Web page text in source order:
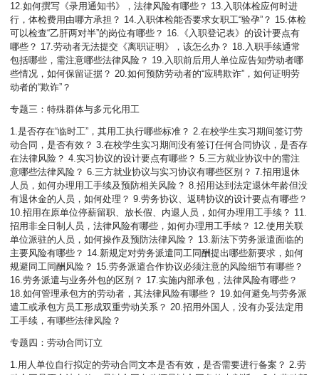
12.如何撰写《录用通知书》，法律风险有哪些？ 13.入职体检应何时进
行，体检费用由哪方承担？ 14.入职体检能否要求女职工“验孕”？ 15.体检
可以检查“乙肝两对半”的岗位有哪些？ 16.《入职登记表》的设计要点有
哪些？ 17.劳动者无法提交《离职证明》，该怎么办？ 18.入职手续通常
包括哪些，需注意哪些法律风险？ 19.入职前后用人单位应告知劳动者哪
些情况，如何保留证据？ 20.如何预防劳动者的“应聘欺诈”，如何证明劳
动者的“欺诈”？
专题三：特殊群体与多元化用工
1.是否存在“临时工”，其用工执行哪些标准？ 2.在校学生实习期间签订劳
动合同，是否有效？ 3.在校学生实习期间没有签订任何合同协议，是否存
在法律风险？ 4.实习协议的设计要点有哪些？ 5.三方就业协议中的需注
意哪些法律风险？ 6.三方就业协议与实习协议有哪些区别？ 7.招用退休
人员，如何办理用工手续及预防相关风险？ 8.招用达到法定退休年龄但没
有退休金的人员，如何处理？ 9.劳务协议、返聘协议的设计要点有哪些？
10.招用在原单位停薪留职、放长假、内退人员，如何办理用工手续？ 11.
招用非全日制人员，法律风险有哪些，如何办理用工手续？ 12.使用关联
单位派驻的人员，如何操作及预防法律风险？ 13.新法下劳务派遣面临的
主要风险有哪些？ 14.新规定对劳务派遣同工同酬提出哪些新要求，如何
规避同工同酬风险？ 15.劳务派遣合作协议必须注意的风险细节有哪些？
16.劳务派遣与业务外包的区别？ 17.实施内部承包，法律风险有哪些？
18.如何管理承包方的劳动者，其法律风险有哪些？ 19.如何避免与劳务派
遣工或承包方员工形成双重劳动关系？ 20.招用外国人，没有办妥法定用
工手续，有哪些法律风险？
专题四：劳动合同订立
1.用人单位自行拟定的劳动合同文本是否有效，是否需要进行备案？ 2.劳